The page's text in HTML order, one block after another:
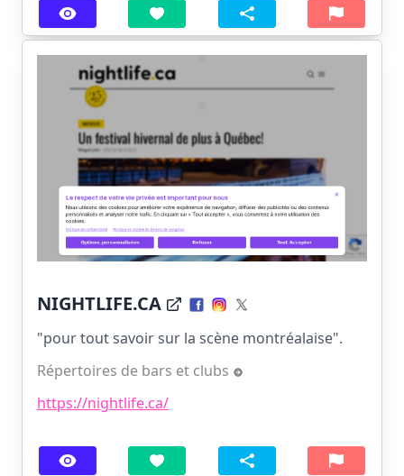
NIGHTLIFE.CA
"pour tout savoir sur la scène montréalaise".
Répertoires de bars et clubs
https://nightlife.ca/